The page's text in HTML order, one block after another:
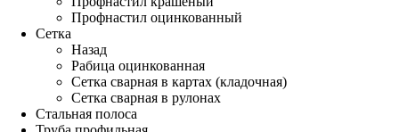
Профнастил оцинкованный
Сетка
Назад
Рабица оцинкованная
Сетка сварная в картах (кладочная)
Сетка сварная в рулонах
Стальная полоса